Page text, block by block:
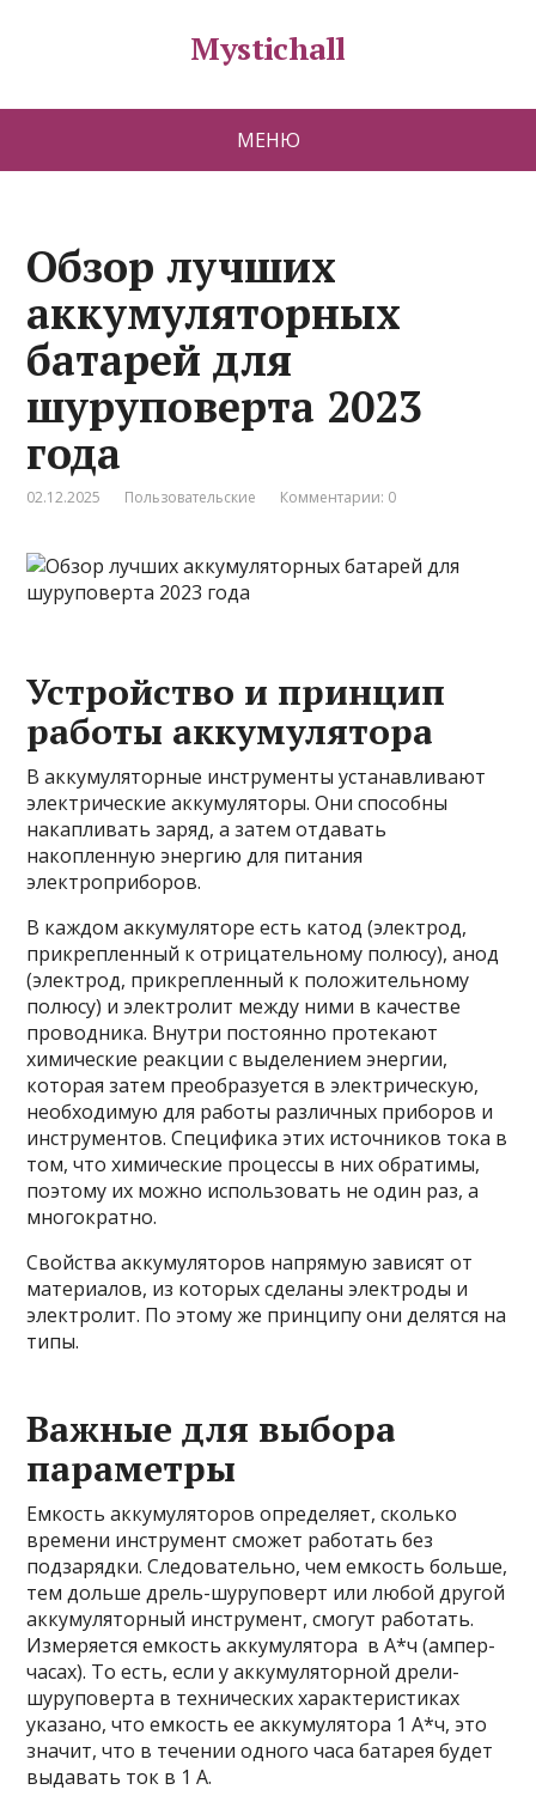
Mystichall
МЕНЮ
Обзор лучших
аккумуляторных
батарей для
шуруповерта 2023
года
02.12.2025 Пользовательские Комментарии: 0
Устройство и принцип
работы аккумулятора
В аккумуляторные инструменты устанавливают
электрические аккумуляторы. Они способны
накапливать заряд, а затем отдавать
накопленную энергию для питания
электроприборов.
В каждом аккумуляторе есть катод (электрод,
прикрепленный к отрицательному полюсу), анод
(электрод, прикрепленный к положительному
полюсу) и электролит между ними в качестве
проводника. Внутри постоянно протекают
химические реакции с выделением энергии,
которая затем преобразуется в электрическую,
необходимую для работы различных приборов и
инструментов. Специфика этих источников тока в
том, что химические процессы в них обратимы,
поэтому их можно использовать не один раз, а
многократно.
Свойства аккумуляторов напрямую зависят от
материалов, из которых сделаны электроды и
электролит. По этому же принципу они делятся на
типы.
Важные для выбора
параметры
Емкость аккумуляторов определяет, сколько
времени инструмент сможет работать без
подзарядки. Следовательно, чем емкость больше,
тем дольше дрель-шуруповерт или любой другой
аккумуляторный инструмент, смогут работать.
Измеряется емкость аккумулятора в А*ч (ампер-
часах). То есть, если у аккумуляторной дрели-
шуруповерта в технических характеристиках
указано, что емкость ее аккумулятора 1 А*ч, это
значит, что в течении одного часа батарея будет
выдавать ток в 1 А.